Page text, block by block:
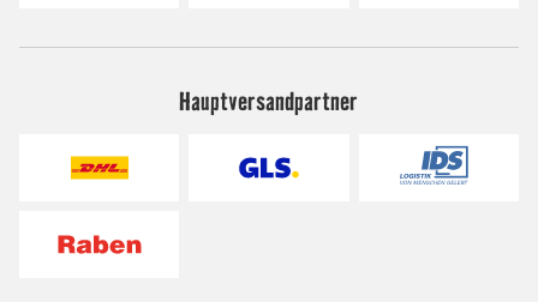
Hauptversandpartner